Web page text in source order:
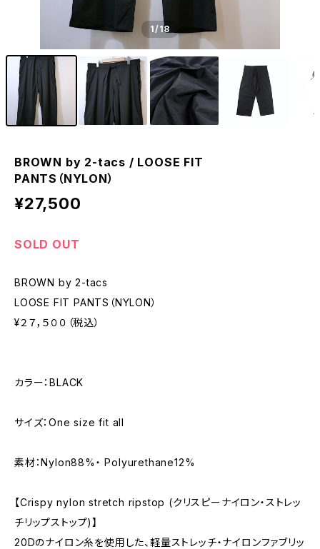
1/18
BROWN by 2-tacs / LOOSE FIT
PANTS（NYLON）
¥27,500
SOLD OUT
BROWN by 2-tacs
LOOSE FIT PANTS（NYLON）
¥２７，５００（税込）
カラー：BLACK
サイズ：One size fit all
素材：Nylon88%・ Polyurethane12%
【Crispy nylon stretch ripstop (クリスピーナイロン・ストレッ
チリップストップ)】
20Dのナイロン糸を使用した、軽量ストレッチ・ナイロンファブリッ